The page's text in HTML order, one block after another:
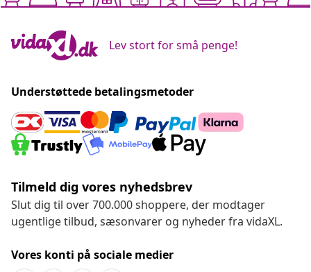
Lev stort for små penge!
Understøttede betalingsmetoder
Tilmeld dig vores nyhedsbrev
Slut dig til over 700.000 shoppere, der modtager
ugentlige tilbud, sæsonvarer og nyheder fra vidaXL.
Vores konti på sociale medier